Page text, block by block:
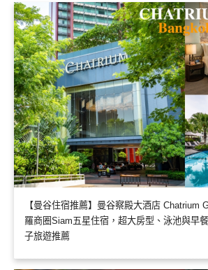
【曼谷住宿推薦】曼谷察殿大酒店 Chatrium
羅商圈Siam五星住宿，超大房型、泳池與早
子旅遊推薦